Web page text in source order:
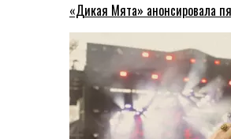
«Дикая Мята» анонсировала